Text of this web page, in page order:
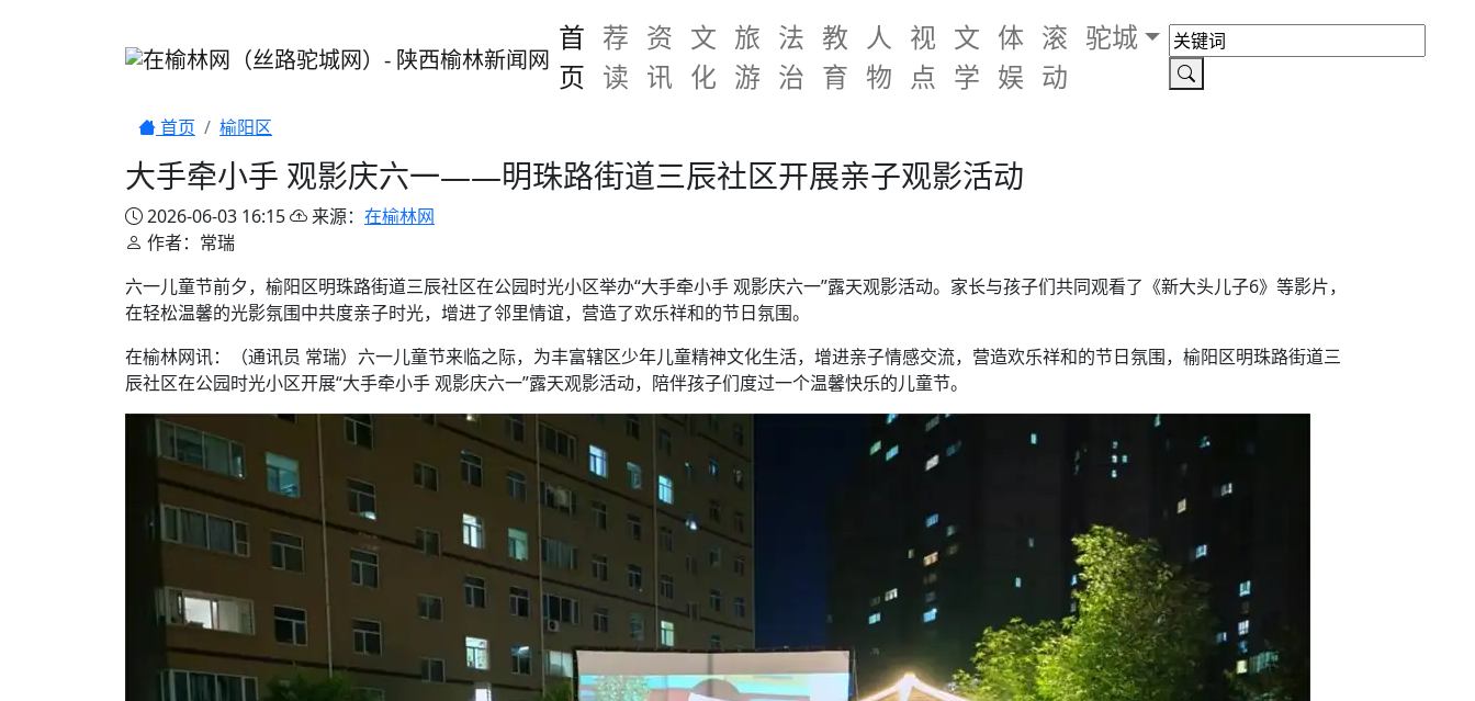
首
页
荐
读
资
讯
文
化
旅
游
法
治
教
育
人
物
视
点
文
学
体
娱
滚
动
驼城
首页 榆阳区
大手牵小手 观影庆六一——明珠路街道三辰社区开展亲子观影活动
2026-06-03 16:15 来源： 在榆林网
作者：常瑞
六一儿童节前夕，榆阳区明珠路街道三辰社区在公园时光小区举办“大手牵小手 观影庆六一”露天观影活动。家长与孩子们共同观看了《新大头儿子6》等影片，
在轻松温馨的光影氛围中共度亲子时光，增进了邻里情谊，营造了欢乐祥和的节日氛围。
在榆林网讯：（通讯员 常瑞）六一儿童节来临之际，为丰富辖区少年儿童精神文化生活，增进亲子情感交流，营造欢乐祥和的节日氛围，榆阳区明珠路街道三
辰社区在公园时光小区开展“大手牵小手 观影庆六一”露天观影活动，陪伴孩子们度过一个温馨快乐的儿童节。